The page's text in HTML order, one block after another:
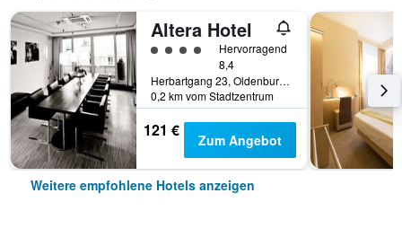
Altera Hotel
Bewertungskategorie 4
Hervorragend
8,4
Herbartgang 23, Oldenburg, Niedersachsen, Deutschland
0,2 km vom Stadtzentrum
121 € Zum Angebot
Weitere empfohlene Hotels anzeigen